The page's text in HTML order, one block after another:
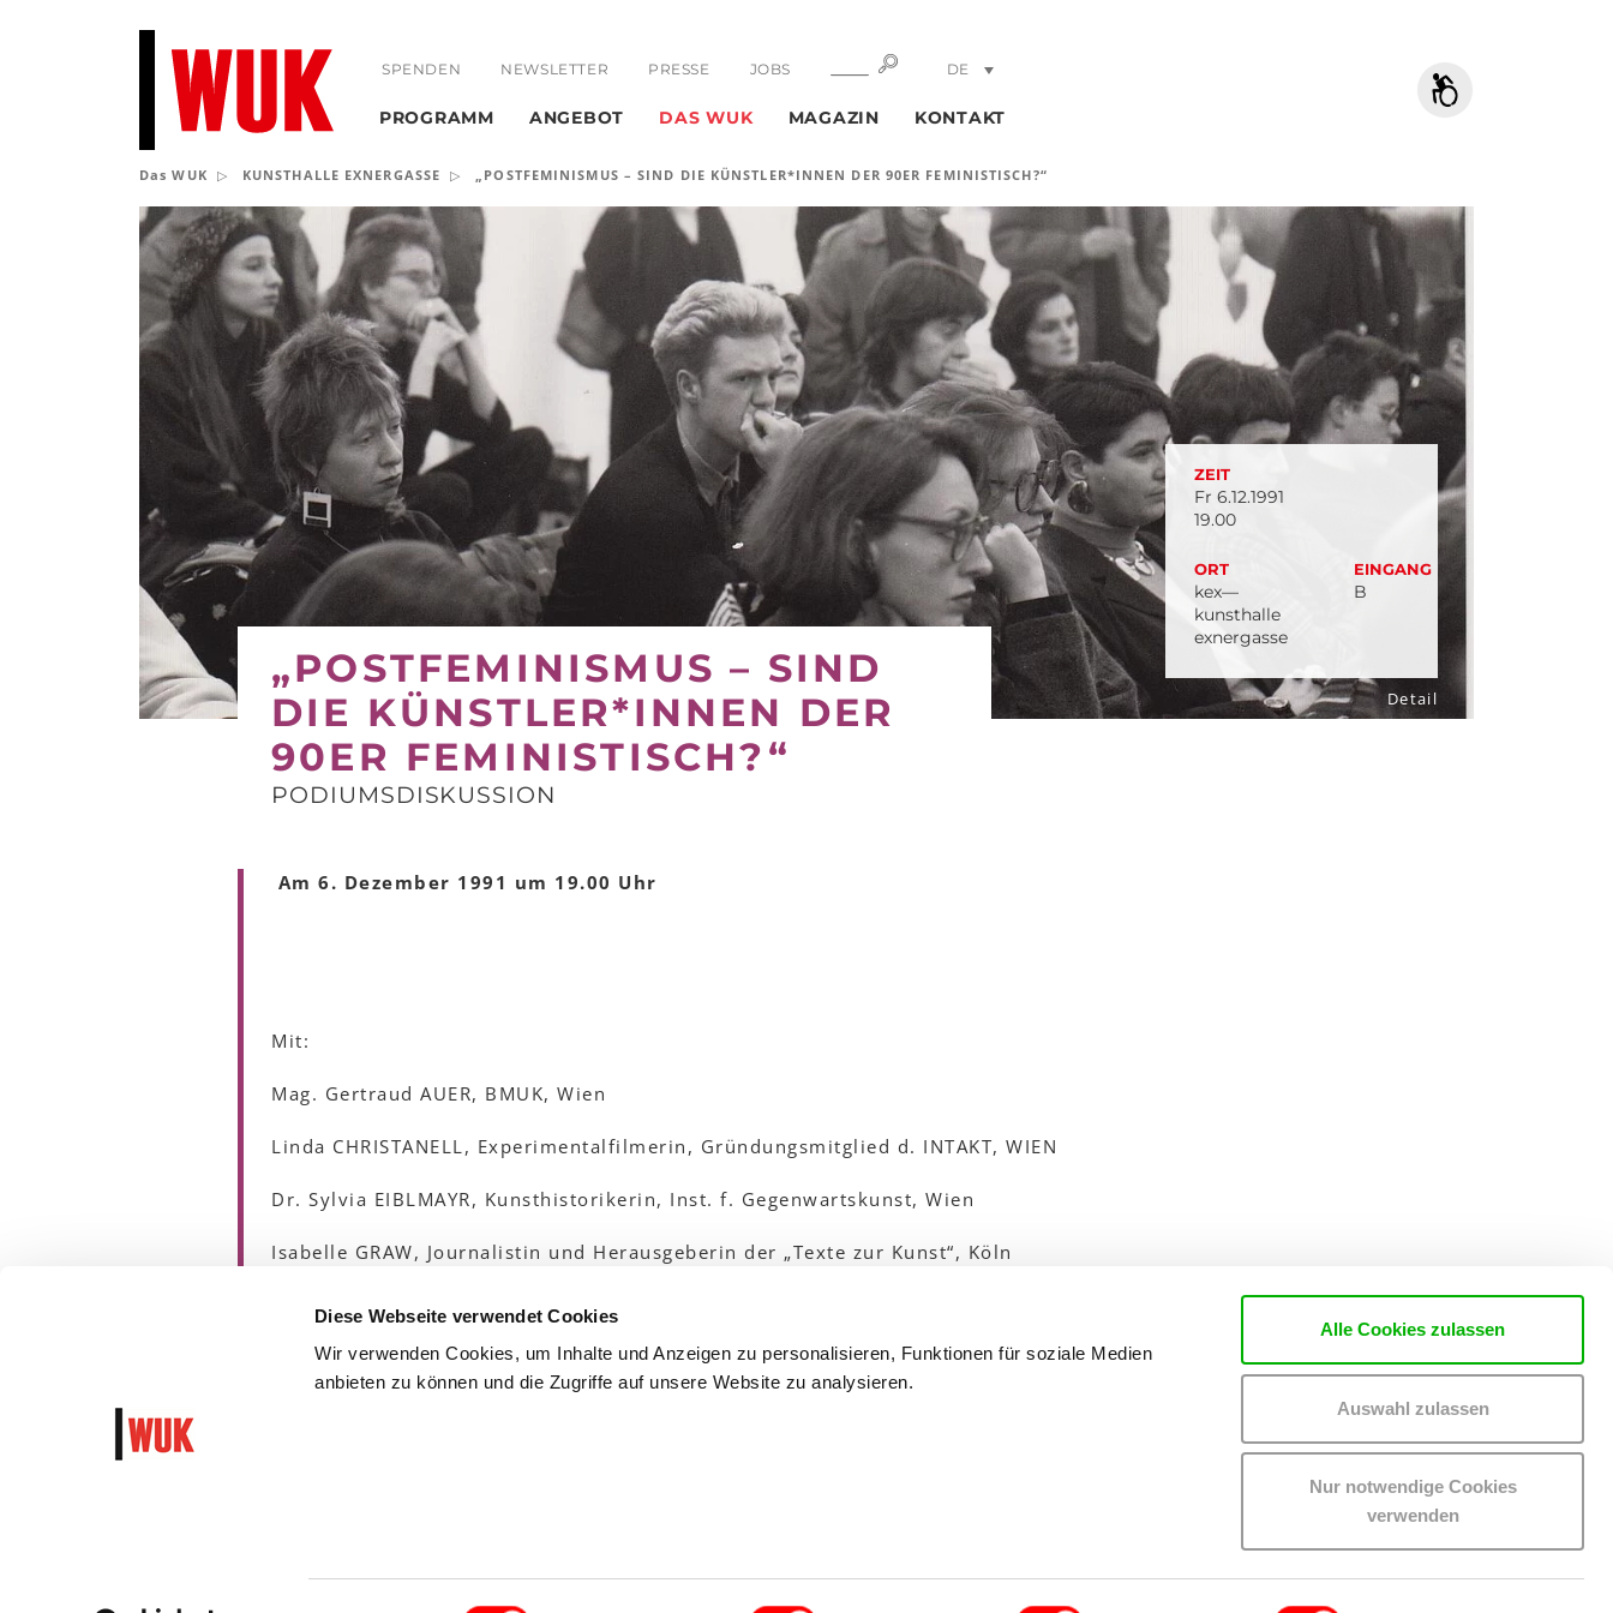
Diese Webseite verwendet Cookies
Wir verwenden Cookies, um Inhalte und Anzeigen zu personalisieren, Funktionen für soziale Medien
anbieten zu können und die Zugriffe auf unsere Website zu analysieren.
Alle Cookies zulassen
Auswahl zulassen
Nur notwendige Cookies
verwenden
SPENDEN NEWSLETTER PRESSE JOBS SUCHE
DE
PROGRAMM ANGEBOT DAS WUK MAGAZIN KONTAKT
Das WUK KUNSTHALLE EXNERGASSE „POSTFEMINISMUS – SIND DIE KÜNSTLER*INNEN DER 90ER FEMINISTISCH?“
ZEIT
Fr 6.12.1991
19.00
ORT
kex—
kunsthalle
exnergasse
EINGANG
B
Detail
„POSTFEMINISMUS – SIND
DIE KÜNSTLER*INNEN DER
90ER FEMINISTISCH?“
PODIUMSDISKUSSION
Am 6. Dezember 1991 um 19.00 Uhr
Mit:
Mag. Gertraud AUER, BMUK, Wien
Linda CHRISTANELL, Experimentalfilmerin, Gründungsmitglied d. INTAKT, WIEN
Dr. Sylvia EIBLMAYR, Kunsthistorikerin, Inst. f. Gegenwartskunst, Wien
Isabelle GRAW, Journalistin und Herausgeberin der „Texte zur Kunst“, Köln
Ingeborg KNAIPP, Künstlerin, Wien
Dr. Christine LEINFELLNER, Kulturamt der Stadt Wien